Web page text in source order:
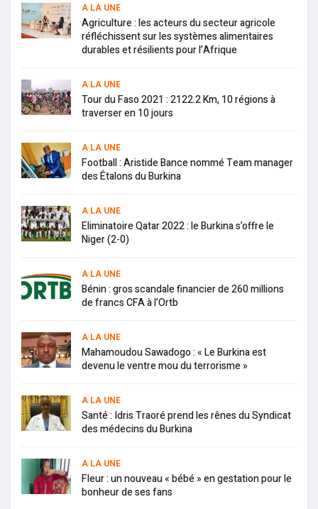
A LA UNE
Agriculture : les acteurs du secteur agricole
réfléchissent sur les systèmes alimentaires
durables et résilients pour l’Afrique
A LA UNE
Tour du Faso 2021 : 2122.2 Km, 10 régions à
traverser en 10 jours
A LA UNE
Football : Aristide Bance nommé Team manager
des Étalons du Burkina
A LA UNE
Eliminatoire Qatar 2022 : le Burkina s’offre le
Niger (2-0)
A LA UNE
Bénin : gros scandale financier de 260 millions
de francs CFA à l’Ortb
A LA UNE
Mahamoudou Sawadogo : « Le Burkina est
devenu le ventre mou du terrorisme »
A LA UNE
Santé : Idris Traoré prend les rênes du Syndicat
des médecins du Burkina
A LA UNE
Fleur : un nouveau « bébé » en gestation pour le
bonheur de ses fans